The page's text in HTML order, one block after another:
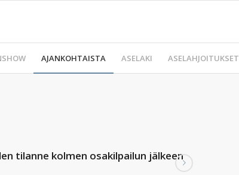
AJANKOHTAISTA ASELAKI ASELAHJOITUKSET
tilanne kolmen osakilpailun jälkeen